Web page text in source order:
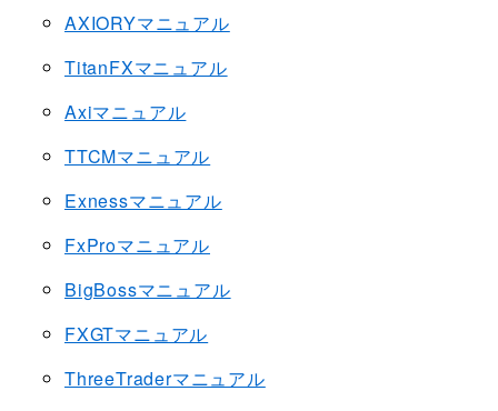
AXIORYマニュアル
TitanFXマニュアル
Axiマニュアル
TTCMマニュアル
Exnessマニュアル
FxProマニュアル
BigBossマニュアル
FXGTマニュアル
ThreeTraderマニュアル